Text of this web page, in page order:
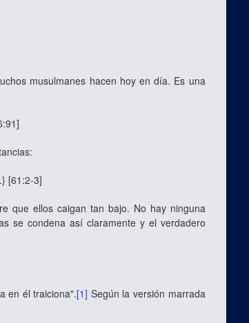
musulmanes hacen hoy en día. Es una
[61:2-3]
que ellos caigan tan bajo. No hay ninguna
se condena así claramente y el verdadero
en él traiciona".[1] Según la versión marrada